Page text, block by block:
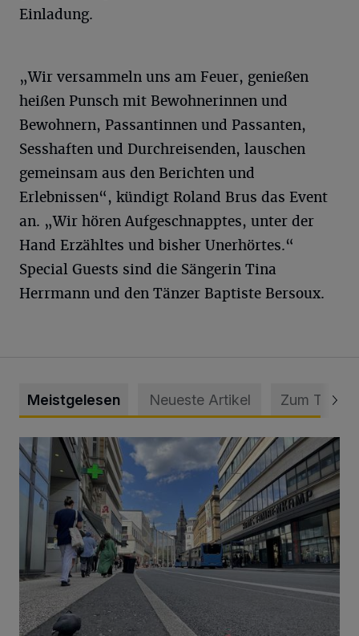
Einladung.
„Wir versammeln uns am Feuer, genießen
heißen Punsch mit Bewohnerinnen und
Bewohnern, Passantinnen und Passanten,
Sesshaften und Durchreisenden, lauschen
gemeinsam aus den Berichten und
Erlebnissen“, kündigt Roland Brus das Event
an. „Wir hören Aufgeschnapptes, unter der
Hand Erzähltes und bisher Unerhörtes.“
Special Guests sind die Sängerin Tina
Herrmann und den Tänzer Baptiste Bersoux.
Meistgelesen Neueste Artikel Zum Thema
Ein Unzustand und Skandal